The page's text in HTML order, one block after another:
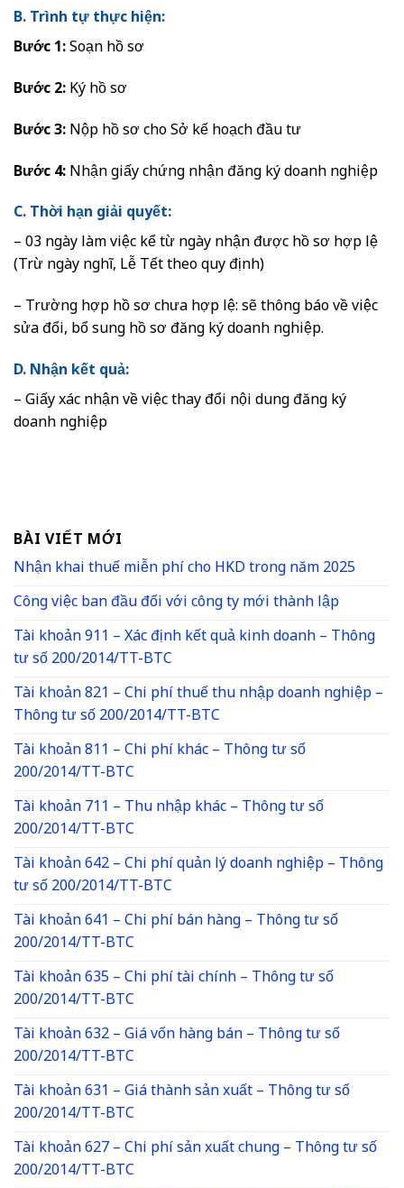
B. Trình tự thực hiện:
Bước 1:Soạn hồ sơ
Bước 2:Ký hồ sơ
Bước 3:Nộp hồ sơ cho Sở kế hoạch đầu tư
Bước 4:Nhận giấy chứng nhận đăng ký doanh nghiệp
C. Thời hạn giải quyết:
– 03 ngày làm việc kể từ ngày nhận được hồ sơ hợp lệ
(Trừ ngày nghĩ, Lễ Tết theo quy định)
– Trường hợp hồ sơ chưa hợp lệ: sẽ thông báo về việc
sửa đổi, bổ sung hồ sơ đăng ký doanh nghiệp.
D. Nhận kết quả:
– Giấy xác nhận về việc thay đổi nội dung đăng ký
doanh nghiệp
BÀI VIẾT MỚI
Nhận khai thuế miễn phí cho HKD trong năm 2025
Công việc ban đầu đối với công ty mới thành lập
Tài khoản 911 – Xác định kết quả kinh doanh – Thông
tư số 200/2014/TT-BTC
Tài khoản 821 – Chi phí thuế thu nhập doanh nghiệp –
Thông tư số 200/2014/TT-BTC
Tài khoản 811 – Chi phí khác – Thông tư số
200/2014/TT-BTC
Tài khoản 711 – Thu nhập khác – Thông tư số
200/2014/TT-BTC
Tài khoản 642 – Chi phí quản lý doanh nghiệp – Thông
tư số 200/2014/TT-BTC
Tài khoản 641 – Chi phí bán hàng – Thông tư số
200/2014/TT-BTC
Tài khoản 635 – Chi phí tài chính – Thông tư số
200/2014/TT-BTC
Tài khoản 632 – Giá vốn hàng bán – Thông tư số
200/2014/TT-BTC
Tài khoản 631 – Giá thành sản xuất – Thông tư số
200/2014/TT-BTC
Tài khoản 627 – Chi phí sản xuất chung – Thông tư số
200/2014/TT-BTC